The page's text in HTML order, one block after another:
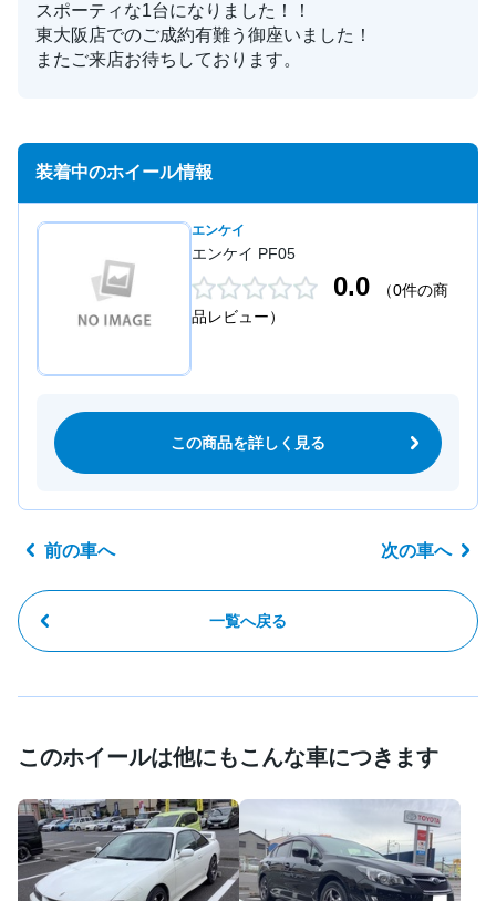
スポーティな1台になりました！！
東大阪店でのご成約有難う御座いました！
またご来店お待ちしております。
装着中のホイール情報
エンケイ
エンケイ PF05
0.0
（0件の商
品レビュー）
この商品を詳しく見る
前の車へ
一覧へ戻る
次の車へ
このホイールは他にもこんな車につきます